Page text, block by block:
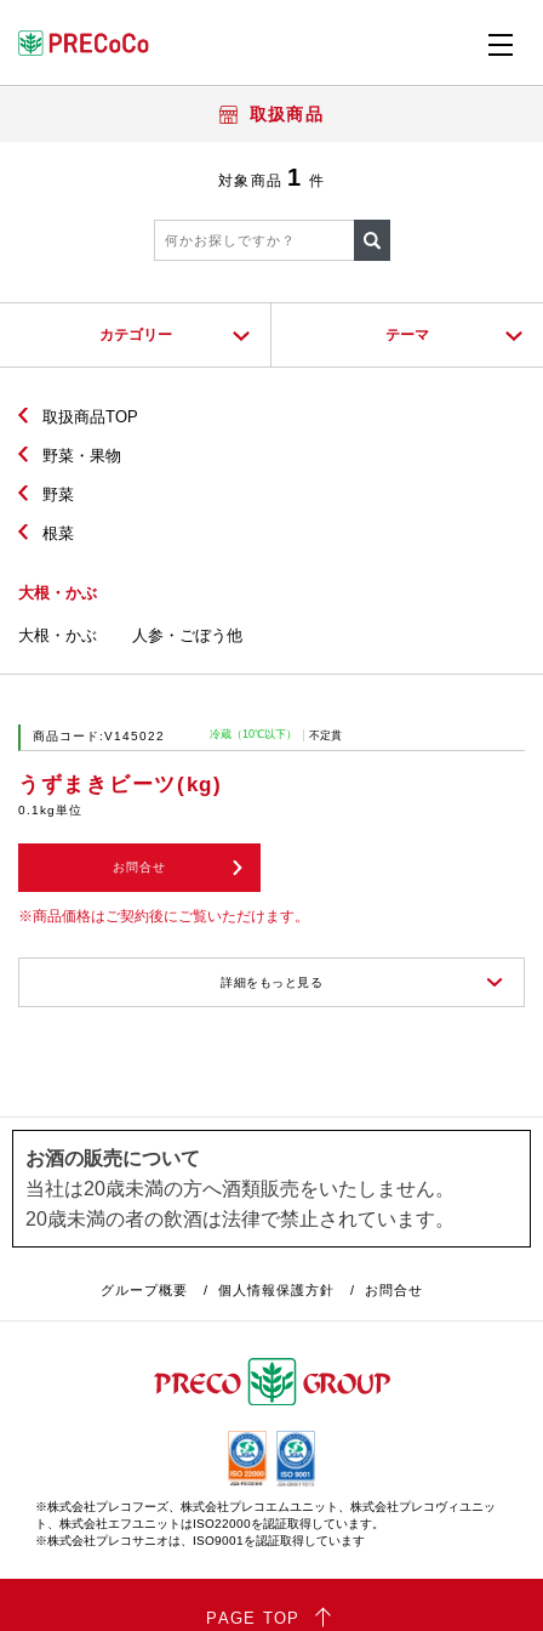
取扱商品
対象商品 1 件
カテゴリー テーマ
取扱商品TOP
野菜・果物
野菜
根菜
大根・かぶ
大根・かぶ 人参・ごぼう他
商品コード:V145022 冷蔵（10℃以下） 不定貫
うずまきビーツ(kg)
0.1kg単位
お問合せ
商品価格はご契約後にご覧いただけます。
詳細をもっと見る
お酒の販売について
当社は20歳未満の方へ酒類販売をいたしません。
20歳未満の者の飲酒は法律で禁止されています。
グループ概要 / 個人情報保護方針 / お問合せ
※株式会社プレコフーズ、株式会社プレコエムユニット、株式会社プレコヴィユニッ
ト、株式会社エフユニットはISO22000を認証取得しています。
※株式会社プレコサニオは、ISO9001を認証取得しています
PAGE TOP